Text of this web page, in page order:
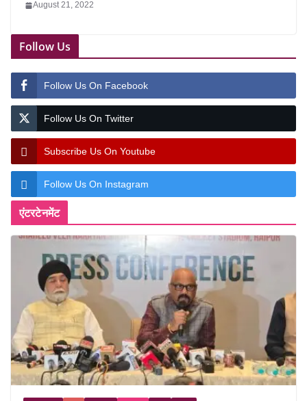
August 21, 2022
Follow Us
Follow Us On Facebook
Follow Us On Twitter
Subscribe Us On Youtube
Follow Us On Instagram
एंटरटेनमेंट